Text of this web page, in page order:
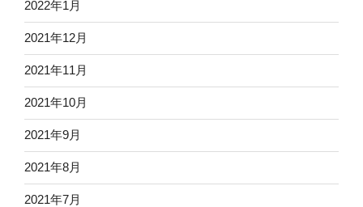
2022年1月
2021年12月
2021年11月
2021年10月
2021年9月
2021年8月
2021年7月